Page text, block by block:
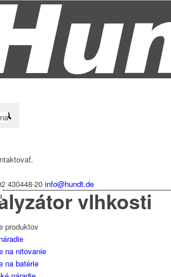
430448-20 info@hundt.de
vlhkosti
produktov
na nitovanie
na batérie